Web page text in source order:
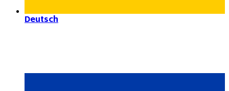
Deutsch